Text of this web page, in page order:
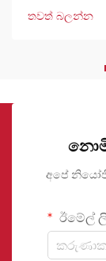
වෘත්තීය
ඇගයීමට
තවත් බලන්න
අපේ
ඊමේල්